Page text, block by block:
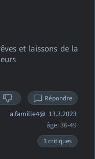
et laissons de la
Répondre
a.famille4@ 13.3.2023
âge: 36-49
3 critiques